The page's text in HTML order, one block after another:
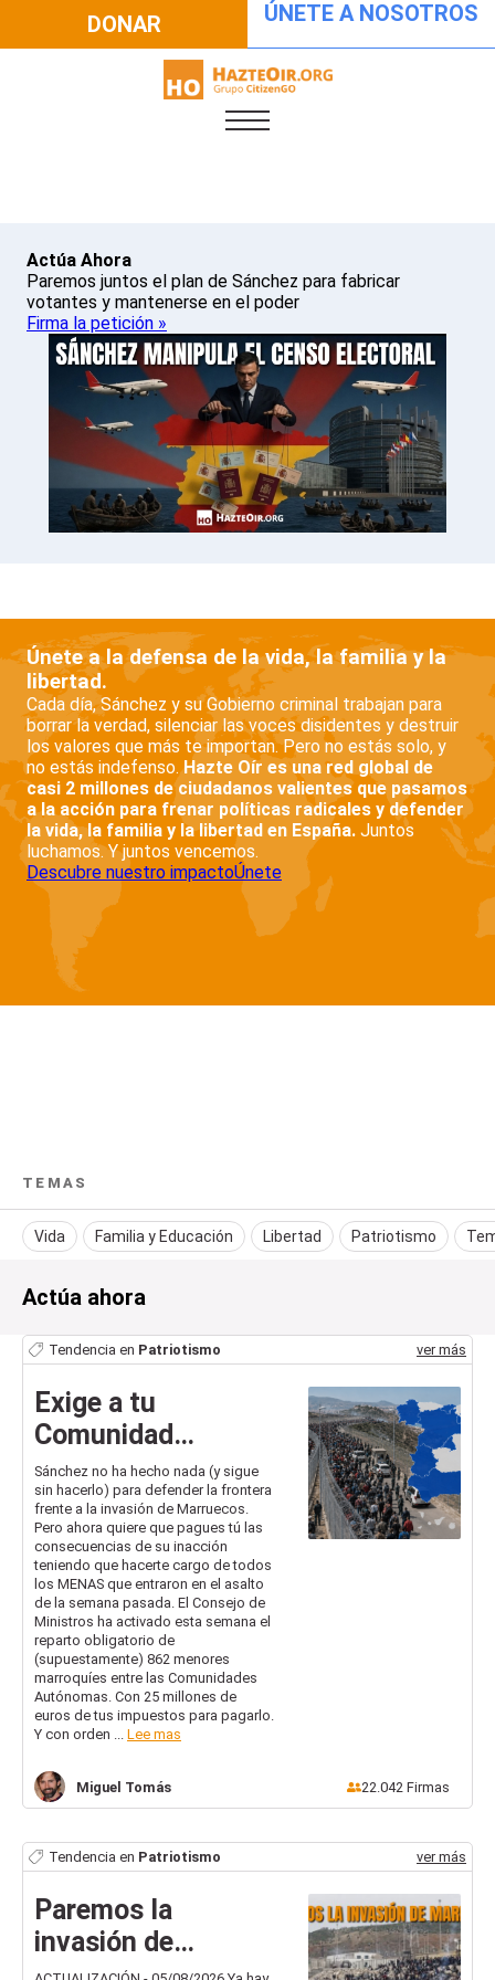
DONAR ÚNETE A NOSOTROS
Actúa Ahora
Paremos juntos el plan de Sánchez para fabricar
votantes y mantenerse en el poder
Firma la petición »
Únete a la defensa de la vida, la familia y la
libertad.
Cada día, Sánchez y su Gobierno criminal trabajan para
borrar la verdad, silenciar las voces disidentes y destruir
los valores que más te importan. Pero no estás solo, y
no estás indefenso.Hazte Oír es una red global de
casi 2 millones de ciudadanos valientes que pasamos
a la acción para frenar políticas radicales y defender
la vida, la familia y la libertad en España. Juntos
luchamos. Y juntos vencemos.
Descubre nuestro impactoÚnete
TEMAS
Vida Familia y Educación Libertad Patriotismo
Actúa ahora
Tendencia en Patriotismo ver más
Exige a tu
Comunidad
Autónoma que no
acepte el reparto
de MENAS de
Sánchez
Sánchez no ha hecho nada (y sigue
sin hacerlo) para defender la frontera
frente a la invasión de Marruecos.
Pero ahora quiere que pagues tú las
consecuencias de su inacción
teniendo que hacerte cargo de todos
los MENAS que entraron en el asalto
de la semana pasada. El Consejo de
Ministros ha activado esta semana el
reparto obligatorio de
(supuestamente) 862 menores
marroquíes entre las Comunidades
Autónomas. Con 25 millones de
euros de tus impuestos para pagarlo.
Y con orden ... Lee mas
Miguel Tomás 22.042 Firmas
Tendencia en Patriotismo ver más
Paremos la
invasión de